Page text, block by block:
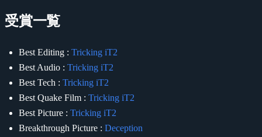
受賞一覧
Best Editing : Tricking iT2
Best Audio : Tricking iT2
Best Tech : Tricking iT2
Best Quake Film : Tricking iT2
Best Picture : Tricking iT2
Breakthrough Picture : Deception